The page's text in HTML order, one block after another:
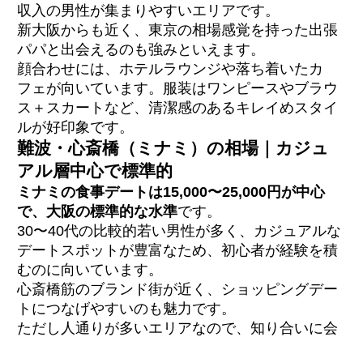
収入の男性が集まりやすいエリアです。
新大阪からも近く、東京の相場感覚を持った出張
パパと出会えるのも強みといえます。
顔合わせには、ホテルラウンジや落ち着いたカ
フェが向いています。服装はワンピースやブラウ
ス＋スカートなど、清潔感のあるキレイめスタイ
ルが好印象です。
難波・心斎橋（ミナミ）の相場｜カジュ
アル層中心で標準的
ミナミの食事デートは15,000〜25,000円が中心
で、大阪の標準的な水準です。
30〜40代の比較的若い男性が多く、カジュアルな
デートスポットが豊富なため、初心者が経験を積
むのに向いています。
心斎橋筋のブランド街が近く、ショッピングデー
トにつなげやすいのも魅力です。
ただし人通りが多いエリアなので、知り合いに会